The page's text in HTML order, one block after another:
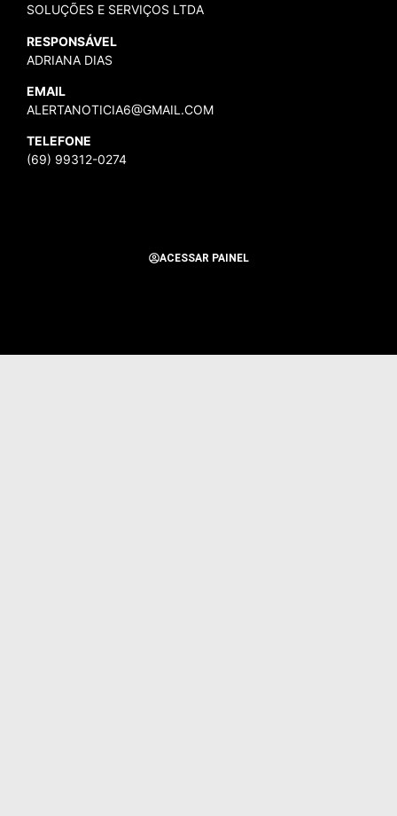
SOLUÇÕES E SERVIÇOS LTDA
RESPONSÁVEL
ADRIANA DIAS
EMAIL
ALERTANOTICIA6@GMAIL.COM
TELEFONE
(69) 99312-0274
ACESSAR PAINEL